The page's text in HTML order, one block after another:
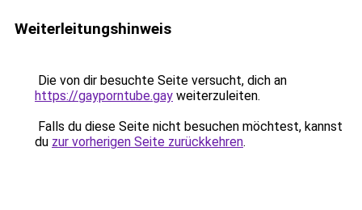
Weiterleitungshinweis
Die von dir besuchte Seite versucht, dich an
https://gayporntube.gay weiterzuleiten.
Falls du diese Seite nicht besuchen möchtest, kannst
du zur vorherigen Seite zurückkehren.